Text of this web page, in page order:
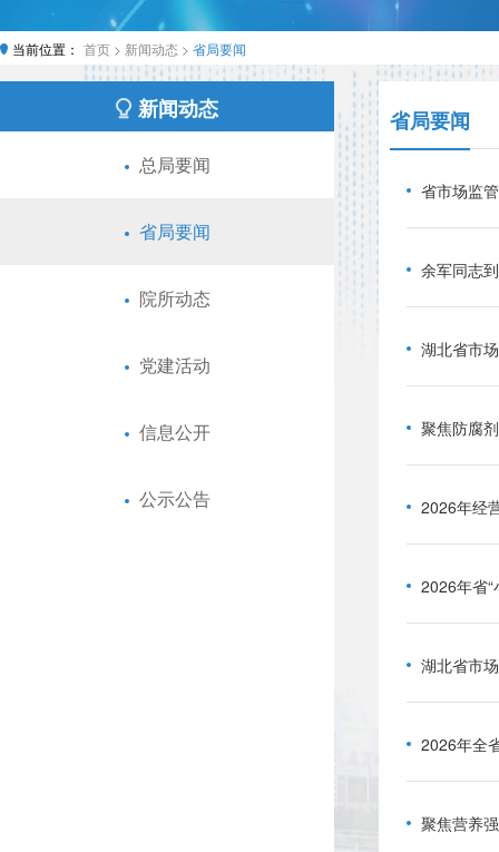
当前位置： 首页 > 新闻动态 > 省局要闻
新闻动态
总局要闻
省局要闻
院所动态
党建活动
信息公开
公示公告
省局要闻
省市场监
余军同志
湖北省市
2026年经
2026年省
湖北省市
2026年全
聚焦营养